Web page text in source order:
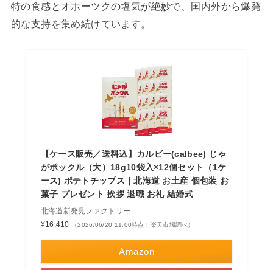
特の食感とオホーツクの塩気が絶妙で、国内外から爆発
的な支持を集め続けています。
【ケース販売／送料込】カルビー(calbee) じゃ
がポックル（大）18g10袋入×12個セット（1ケ
ース) ポテトチップス｜北海道 お土産 個包装 お
菓子 プレゼント 挨拶 退職 お礼 結婚式
北海道新発見ファクトリー
¥16,410
（2026/06/20 11:00時点 | 楽天市場調べ）
Amazon